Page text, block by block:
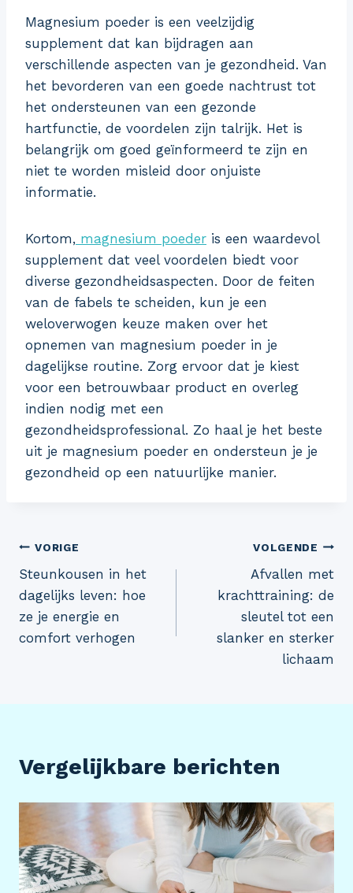
Magnesium poeder is een veelzijdig
supplement dat kan bijdragen aan
verschillende aspecten van je gezondheid. Van
het bevorderen van een goede nachtrust tot
het ondersteunen van een gezonde
hartfunctie, de voordelen zijn talrijk. Het is
belangrijk om goed geïnformeerd te zijn en
niet te worden misleid door onjuiste
informatie.
Kortom, magnesium poeder is een waardevol
supplement dat veel voordelen biedt voor
diverse gezondheidsaspecten. Door de feiten
van de fabels te scheiden, kun je een
weloverwogen keuze maken over het
opnemen van magnesium poeder in je
dagelijkse routine. Zorg ervoor dat je kiest
voor een betrouwbaar product en overleg
indien nodig met een
gezondheidsprofessional. Zo haal je het beste
uit je magnesium poeder en ondersteun je je
gezondheid op een natuurlijke manier.
Bericht
navigatie
VORIGE
Steunkousen in het
dagelijks leven: hoe
ze je energie en
comfort verhogen
VOLGENDE
Afvallen met
krachttraining: de
sleutel tot een
slanker en sterker
lichaam
Vergelijkbare berichten